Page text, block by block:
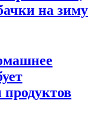
на зиму
продуктов